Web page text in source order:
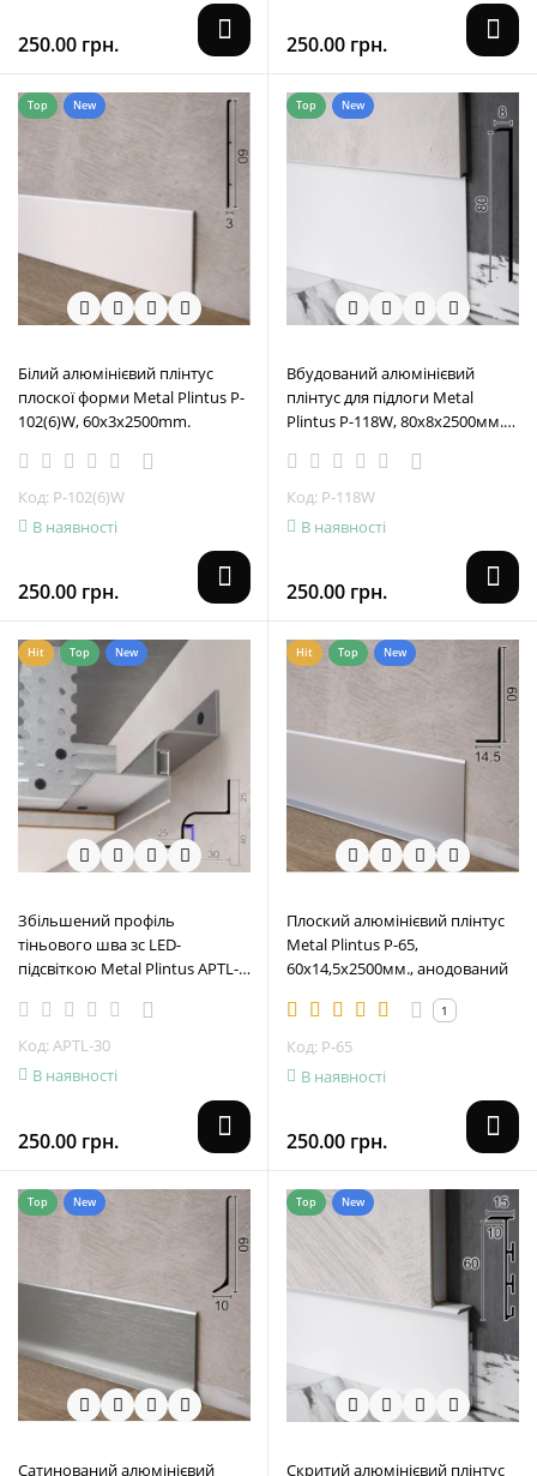
250.00 грн. 250.00 грн.
Top New
Білий алюмінієвий плінтус
плоскої форми Metal Plintus P-
102(6)W, 60x3x2500mm.
Код: P-102(6)W
В наявності
250.00 грн.
Top New
Вбудований алюмінієвий
плінтус для підлоги Metal
Plintus P-118W, 80х8х2500мм.
Код: P-118W
В наявності
250.00 грн.
Hit Top New
Збільшений профіль
тіньового шва зc LED-
підсвіткою Metal Plintus APTL-
Код: APTL-30
В наявності
250.00 грн.
Hit Top New
Плоский алюмінієвий плінтус
Metal Plintus P-65,
60х14,5х2500мм., анодований
1
Код: P-65
В наявності
250.00 грн.
Top New
Сатинований алюмінієвий
Top New
Скритий алюмінієвий плінтус